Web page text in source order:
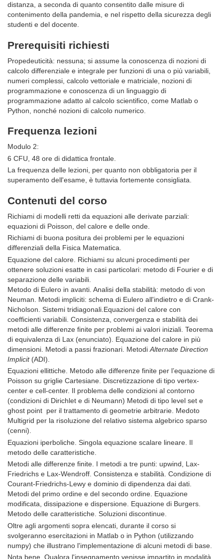
distanza, a seconda di quanto consentito dalle misure di
contenimento della pandemia, e nel rispetto della sicurezza degli
studenti e del docente.
Prerequisiti richiesti
Propedeuticità: nessuna; si assume la conoscenza di nozioni di
calcolo differenziale e integrale per funzioni di una o più variabili,
numeri complessi, calcolo vettoriale e matriciale, nozioni di
programmazione e conoscenza di un linguaggio di
programmazione adatto al calcolo scientifico, come Matlab o
Python, nonché nozioni di calcolo numerico.
Frequenza lezioni
Modulo 2:
6 CFU, 48 ore di didattica frontale.
La frequenza delle lezioni, per quanto non obbligatoria per il
superamento dell'esame, è tuttavia fortemente consigliata.
Contenuti del corso
Richiami di modelli retti da equazioni alle derivate parziali:
equazioni di Poisson, del calore e delle onde.
Richiami di buona positura dei problemi per le equazioni
differenziali della Fisica Matematica.
Equazione del calore. Richiami su alcuni procedimenti per
ottenere soluzioni esatte in casi particolari: metodo di Fourier e di
separazione delle variabili.
Metodo di Eulero in avanti. Analisi della stabilità: metodo di von
Neuman. Metodi impliciti: schema di Eulero all'indietro e di Crank-
Nicholson. Sistemi tridiagonali.Equazioni del calore con
coefficienti variabili. Consistenza, convergenza e stabilità dei
metodi alle differenze finite per problemi ai valori iniziali. Teorema
di equivalenza di Lax (enunciato). Equazione del calore in più
dimensioni. Metodi a passi frazionari. Metodi Alternate Direction
Implicit(ADI).
Equazioni ellittiche. Metodo alle differenze finite per l’equazione di
Poisson su griglie Cartesiane. Discretizzazione di tipo vertex-
center e cell-center. Il problema delle condizioni al contorno
(condizioni di Dirichlet e di Neumann) Metodi di tipo level set e
ghost point per il trattamento di geometrie arbitrarie. Medoto
Multigrid per la risoluzione del relativo sistema algebrico sparso
(cenni).
Equazioni iperboliche. Singola equazione scalare lineare. Il
metodo delle caratteristiche.
Metodi alle differenze finite. I metodi a tre punti: upwind, Lax-
Friedrichs e Lax-Wendroff. Consistenza e stabilità. Condizione di
Courant-Friedrichs-Lewy e dominio di dipendenza dai dati.
Metodi del primo ordine e del secondo ordine. Equazione
modificata, dissipazione e dispersione. Equazione di Burgers.
Metodo delle caratteristiche. Soluzioni discontinue.
Oltre agli argomenti sopra elencati, durante il corso si
svolgeranno esercitazioni in Matlab o in Python (utilizzando
numpy) che illustrano l'implementazione di alcuni metodi di base.
Nota bene. Qualora l'insegnamento venisse impartito in modalità